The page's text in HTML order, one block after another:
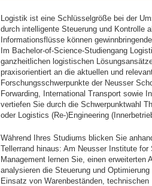
Logistik ist eine Schlüsselgröße bei der
durch intelligente Steuerung und Kontrolle
Informationsflüsse können
Im Bachelor-of-Science-Studiengang
ganzheitlichen logistischen
praxisorientiert an die aktuellen und
Forschungsschwerpunkte der Neusser
Forwarding, International Transport sowie
vertiefen Sie durch die Schwerpunktwahl
oder Logistics (Re-)Engineering
Während Ihres Studiums blicken Sie
Tellerrand hinaus: Am Neusser Institute
Management lernen Sie, einen
analysieren die Steuerung und
Einsatz von Warenbeständen,